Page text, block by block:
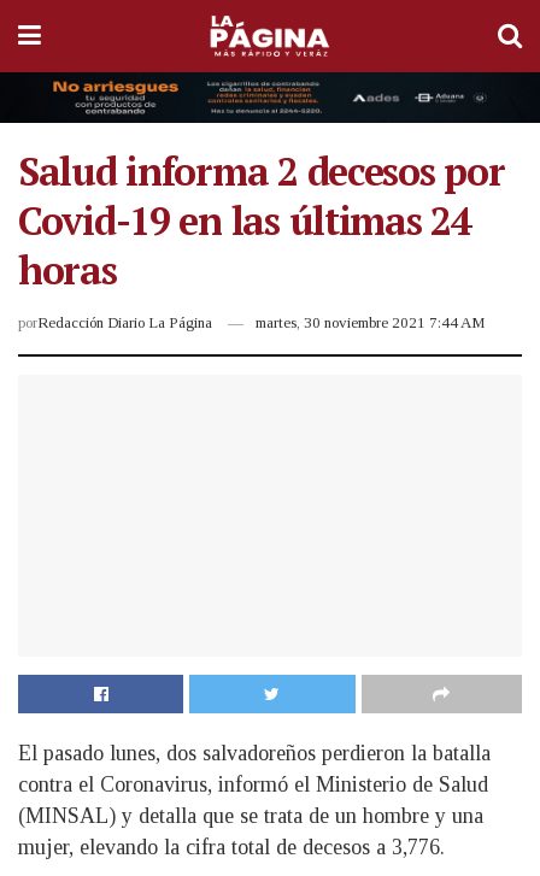
Salud informa 2 decesos por
Covid-19 en las últimas 24
horas
porRedacción Diario La Página martes, 30 noviembre 2021 7:44 AM
El pasado lunes, dos salvadoreños perdieron la batalla
contra el Coronavirus, informó el Ministerio de Salud
(MINSAL) y detalla que se trata de un hombre y una
mujer, elevando la cifra total de decesos a 3,776.